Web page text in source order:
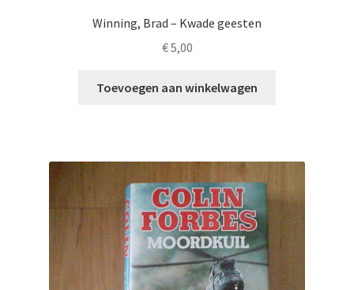
Winning, Brad – Kwade geesten
€5,00
Toevoegen aan winkelwagen